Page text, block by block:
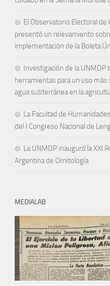
El Observatorio Electoral de
presentó un relevamiento
implementación de la Boleta
Investigación de la UNMDP
herramientas para un uso más
agua subterránea en la
La Facultad de
del I Congreso Nacional de
La UNMDP inauguró la XXI
Argentina de Ornitología
MEDIALAB